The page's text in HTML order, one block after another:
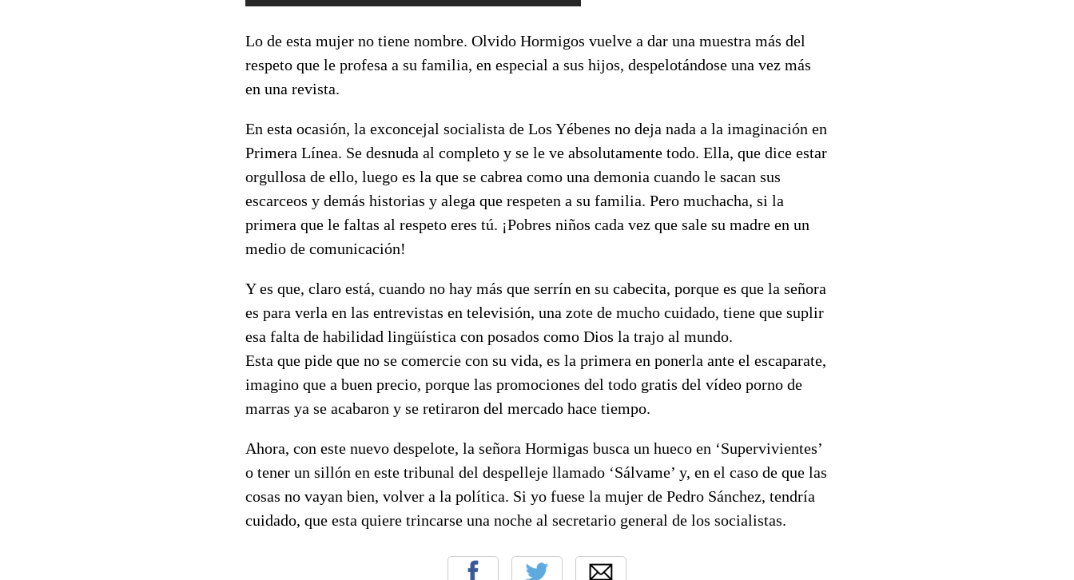
Lo de esta mujer no tiene nombre. Olvido Hormigos vuelve a dar una muestra más del
respeto que le profesa a su familia, en especial a sus hijos, despelotándose una vez más
en una revista.
En esta ocasión, la exconcejal socialista de Los Yébenes no deja nada a la imaginación en
Primera Línea. Se desnuda al completo y se le ve absolutamente todo. Ella, que dice estar
orgullosa de ello, luego es la que se cabrea como una demonia cuando le sacan sus
escarceos y demás historias y alega que respeten a su familia. Pero muchacha, si la
primera que le faltas al respeto eres tú. ¡Pobres niños cada vez que sale su madre en un
medio de comunicación!
Y es que, claro está, cuando no hay más que serrín en su cabecita, porque es que la señora
es para verla en las entrevistas en televisión, una zote de mucho cuidado, tiene que suplir
esa falta de habilidad lingüística con posados como Dios la trajo al mundo.
Esta que pide que no se comercie con su vida, es la primera en ponerla ante el escaparate,
imagino que a buen precio, porque las promociones del todo gratis del vídeo porno de
marras ya se acabaron y se retiraron del mercado hace tiempo.
Ahora, con este nuevo despelote, la señora Hormigas busca un hueco en ‘Supervivientes’
o tener un sillón en este tribunal del despelleje llamado ‘Sálvame’ y, en el caso de que las
cosas no vayan bien, volver a la política. Si yo fuese la mujer de Pedro Sánchez, tendría
cuidado, que esta quiere trincarse una noche al secretario general de los socialistas.